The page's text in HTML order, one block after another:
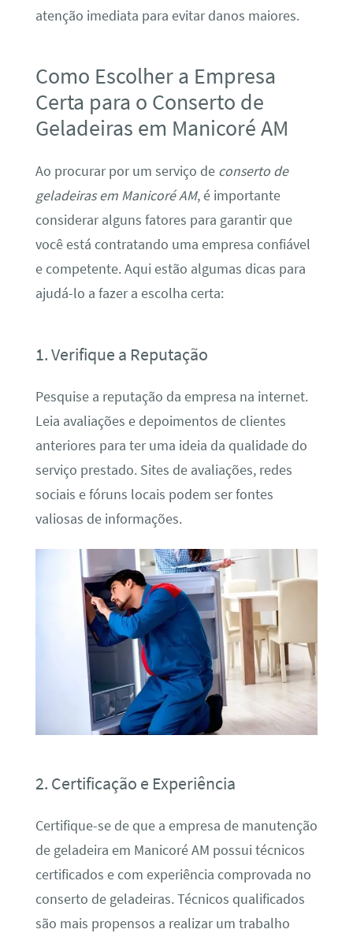
atenção imediata para evitar danos maiores.
Como Escolher a Empresa
Certa para o Conserto de
Geladeiras em Manicoré AM
Ao procurar por um serviço de conserto de
geladeiras em Manicoré AM, é importante
considerar alguns fatores para garantir que
você está contratando uma empresa confiável
e competente. Aqui estão algumas dicas para
ajudá-lo a fazer a escolha certa:
1. Verifique a Reputação
Pesquise a reputação da empresa na internet.
Leia avaliações e depoimentos de clientes
anteriores para ter uma ideia da qualidade do
serviço prestado. Sites de avaliações, redes
sociais e fóruns locais podem ser fontes
valiosas de informações.
2. Certificação e Experiência
Certifique-se de que a empresa de manutenção
de geladeira em Manicoré AM possui técnicos
certificados e com experiência comprovada no
conserto de geladeiras. Técnicos qualificados
são mais propensos a realizar um trabalho